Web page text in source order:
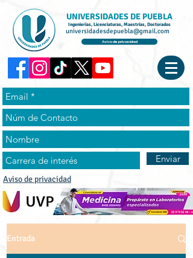
UNIVERSIDADES DE PUEBLA
Ingenierías, Licenciaturas, Maestrías, Doctorados
universidadesdepuebla@gmail.com
Aviso de privacidad
Enviar
Aviso de privacidad
Entrada